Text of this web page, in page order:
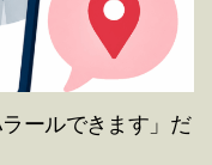
ールできます」だ